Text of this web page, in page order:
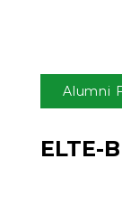
Alumni
ELTE-